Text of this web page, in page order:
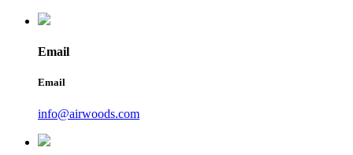
Email
Email
info@airwoods.com